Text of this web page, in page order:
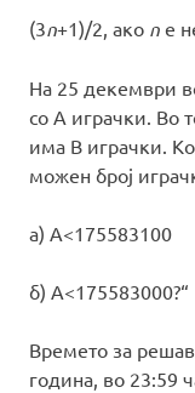
(3n+1)/2, ако n е
На 25 декември
со А играчки. Во
има В играчки.
можен број
a) A<175583100
б) А<175583000?“
Времето за
година, во 23:59